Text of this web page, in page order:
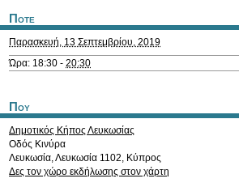
Ποτε
Παρασκευή, 13 Σεπτεμβρίου, 2019
Ώρα: 18:30 - 20:30
Που
Δημοτικός Κήπος Λευκωσίας
Οδός Κινύρα
Λευκωσία,Λευκωσία 1102, Κύπρος
Δες τον χώρο εκδήλωσης στον χάρτη